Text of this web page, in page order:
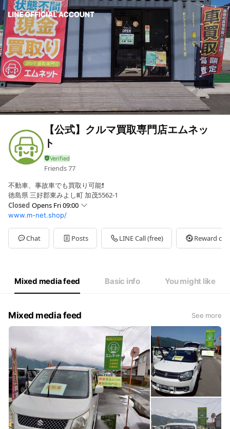
【公式】クルマ買取専門店エムネッ
ト
Friends77
不動車、事故車でも買取り可能❗
徳島県 三好郡東みよし町 加茂5562-1
Closed Opens Fri 09:00
Sun09:00 - 18:00,00:00 - 00:00
Mon09:00 - 18:00,00:00 - 00:00
Tue09:00 - 18:00,00:00 - 00:00
Wed09:00 - 18:00,00:00 - 00:00
09:00 - 18:00,00:00 - 00:00
出張査定の状況で留守の場合有り。事前のご予約がオススメです。
www.m-net.shop/
Chat Posts LINE Call (free) Reward
Mixed media feed Basic info You might like
Mixed media feed See more